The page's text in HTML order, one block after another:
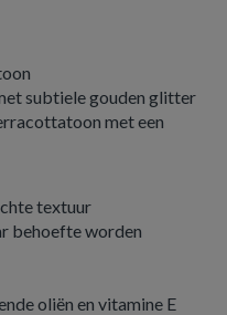
subtiele gouden glitter
met een
textuur
behoefte worden
oliën en vitamine E